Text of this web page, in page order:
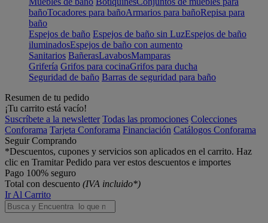
bañoTocadores para bañoArmarios para bañoRepisa para
baño
Espejos de baño Espejos de baño sin LuzEspejos de baño
iluminadosEspejos de baño con aumento
Sanitarios BañerasLavabosMamparas
Grifería Grifos para cocinaGrifos para ducha
Seguridad de baño Barras de seguridad para baño
Resumen de tu pedido
¡Tu carrito está vacío!
Suscríbete a la newsletter Todas las promociones Colecciones
Conforama Tarjeta Conforama Financiación Catálogos Conforama
Seguir Comprando
*Descuentos, cupones y servicios son aplicados en el carrito. Haz
clic en Tramitar Pedido para ver estos descuentos e importes
Pago 100% seguro
Total con descuento (IVA incluido*)
Ir Al Carrito